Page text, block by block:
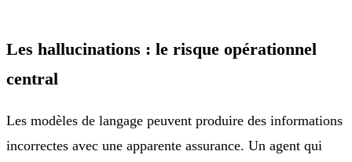
Les hallucinations : le risque opérationnel
central
Les modèles de langage peuvent produire des informations
incorrectes avec une apparente assurance. Un agent qui